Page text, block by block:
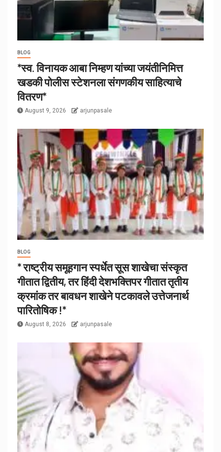
BLOG
*स्व. विनायक आबा निम्हण यांच्या जयंतीनिमित्त
खडकी पोलीस स्टेशनला संगणकीय साहित्याचे
वितरण*
August 9, 2026 arjunpasale
BLOG
* राष्ट्रीय समूहगान स्पर्धेत सूस शाखेचा संस्कृत
गीतात द्वितीय, तर हिंदी देशभक्तिपर गीतात तृतीय
क्रमांक तर बावधन शाखेने पटकावले उत्तेजनार्थ
पारितोषिक !*
August 8, 2026 arjunpasale